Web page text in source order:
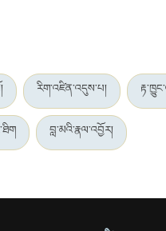
རིག་འཛིན་འདུས་པ།
བླ་མའི་རྣལ་འབྱོར།